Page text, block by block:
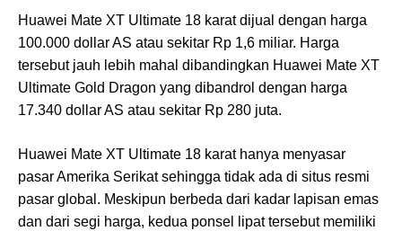
Huawei Mate XT Ultimate 18 karat dijual dengan harga
100.000 dollar AS atau sekitar Rp 1,6 miliar. Harga
tersebut jauh lebih mahal dibandingkan Huawei Mate XT
Ultimate Gold Dragon yang dibandrol dengan harga
17.340 dollar AS atau sekitar Rp 280 juta.
Huawei Mate XT Ultimate 18 karat hanya menyasar
pasar Amerika Serikat sehingga tidak ada di situs resmi
pasar global. Meskipun berbeda dari kadar lapisan emas
dan dari segi harga, kedua ponsel lipat tersebut memiliki